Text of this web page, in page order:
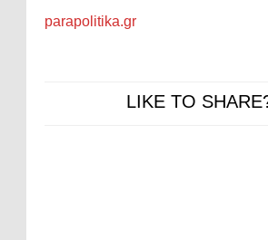
parapolitika.gr
LIKE TO